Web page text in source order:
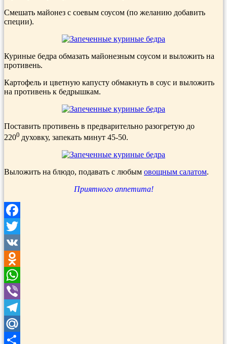
Смешать майонез с соевым соусом (по желанию добавить
специи).
Куриные бедра обмазать майонезным соусом и выложить на
противень.
Картофель и цветную капусту обмакнуть в соус и выложить
на противень к бедрышкам.
Поставить противень в предварительно разогретую до
2200 духовку, запекать минут 45-50.
Выложить на блюдо, подавать с любым овощным салатом.
Приятного аппетита!
Facebook
Twitter
VK
Odnoklassniki
WhatsApp
Viber
Telegram
Mail.Ru